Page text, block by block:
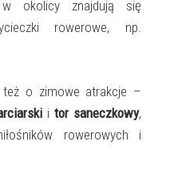
w okolicy znajdują się
rowerowe, np.
też o zimowe atrakcje –
itor saneczkowy,
rowerowych i